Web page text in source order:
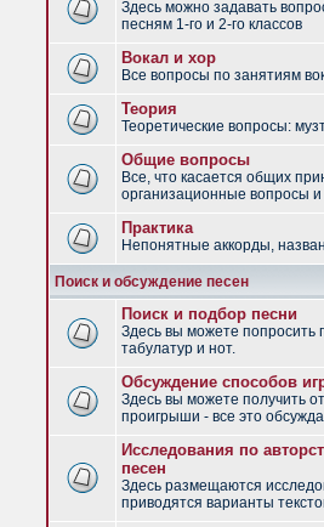
Здесь можно задавать
песням 1-го и 2-го классов
Вокал и хор
Все вопросы по занятиям
Теория
Теоретические вопросы:
Общие вопросы
Все, что касается общих
организационные вопросы и
Практика
Непонятные аккорды,
Поиск и обсуждение песен
Поиск и подбор песни
Здесь вы можете попросить
табулатур и нот.
Обсуждение способов
Здесь вы можете получить
проигрыши - все это
Исследования по
песен
Здесь размещаются
приводятся варианты